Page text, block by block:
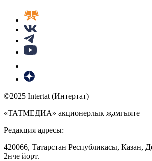
©2025 Intertat (Интертат)
«ТАТМЕДИА» акционерлык җәмгыяте
Редакция адресы:
420066, Татарстан Республикасы, Казан,
2нче йорт.